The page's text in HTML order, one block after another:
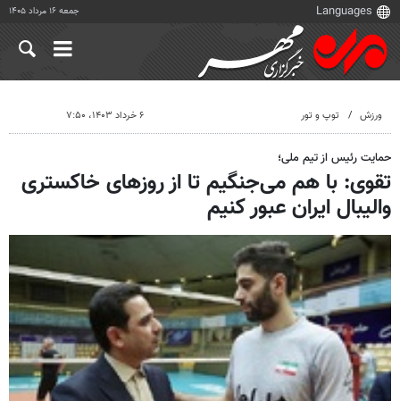
جمعه ۱۶ مرداد ۱۴۰۵
ورزش توپ و تور ۶ خرداد ۱۴۰۳، ۷:۵۰
حمایت رئیس از تیم ملی؛
تقوی: با هم می‌جنگیم تا از روزهای خاکستری
والیبال ایران عبور کنیم